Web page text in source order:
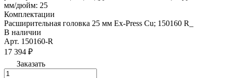
мм/дюйм: 25
Комплектации
Расширительная головка 25 мм Ex-Press Cu; 150160 R_
В наличии
Арт. 150160-R
17 394 ₽
Заказать